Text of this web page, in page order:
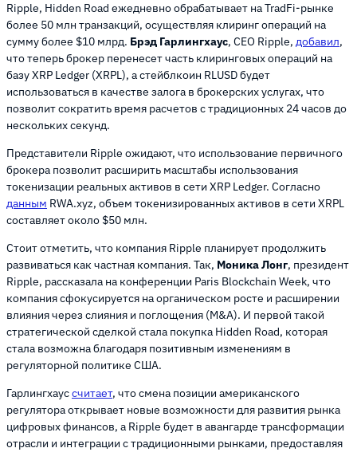
Ripple, Hidden Road ежедневно обрабатывает на TradFi-рынке
более 50 млн транзакций, осуществляя клиринг операций на
сумму более $10 млрд. Брэд Гарлингхаус, CEO Ripple, добавил,
что теперь брокер перенесет часть клиринговых операций на
базу XRP Ledger (XRPL), а стейблкоин RLUSD будет
использоваться в качестве залога в брокерских услугах, что
позволит сократить время расчетов с традиционных 24 часов до
нескольких секунд.
Представители Ripple ожидают, что использование первичного
брокера позволит расширить масштабы использования
токенизации реальных активов в сети XRP Ledger. Согласно
данным RWA.xyz, объем токенизированных активов в сети XRPL
составляет около $50 млн.
Стоит отметить, что компания Ripple планирует продолжить
развиваться как частная компания. Так, Моника Лонг, президент
Ripple, рассказала на конференции Paris Blockchain Week, что
компания сфокусируется на органическом росте и расширении
влияния через слияния и поглощения (M&A). И первой такой
стратегической сделкой стала покупка Hidden Road, которая
стала возможна благодаря позитивным изменениям в
регуляторной политике США.
Гарлингхауссчитает, что смена позиции американского
регулятора открывает новые возможности для развития рынка
цифровых финансов, а Ripple будет в авангарде трансформации
отрасли и интеграции с традиционными рынками, предоставляя